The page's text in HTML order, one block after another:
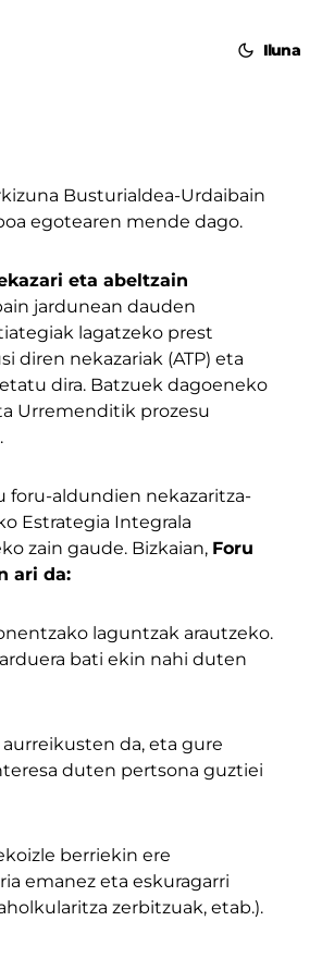
Iluna
Busturialdea-Urdaibain
egotearen mende dago.
eta abeltzain
jardunean dauden
lagatzeko prest
diren nekazariak (ATP) eta
dira. Batzuek dagoeneko
Urremenditik prozesu
foru-aldundien nekazaritza-
Estrategia Integrala
zain gaude. Bizkaian, Foru
ari da:
laguntzak arautzeko.
bati ekin nahi duten
da, eta gure
duten pertsona guztiei
berriekin ere
emanez eta eskuragarri
zerbitzuak, etab.).